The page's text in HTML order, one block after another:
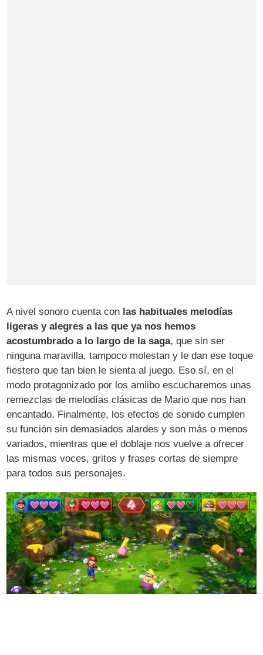
A nivel sonoro cuenta con las habituales melodías
ligeras y alegres a las que ya nos hemos
acostumbrado a lo largo de la saga, que sin ser
ninguna maravilla, tampoco molestan y le dan ese toque
fiestero que tan bien le sienta al juego. Eso sí, en el
modo protagonizado por los amiibo escucharemos unas
remezclas de melodías clásicas de Mario que nos han
encantado. Finalmente, los efectos de sonido cumplen
su función sin demasiados alardes y son más o menos
variados, mientras que el doblaje nos vuelve a ofrecer
las mismas voces, gritos y frases cortas de siempre
para todos sus personajes.